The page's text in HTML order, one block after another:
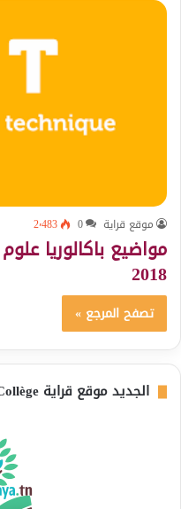
موقع قراية 0 2٬483
مواضيع باكالوريا
2018
تصفح المرجع »
الجديد موقع قراية Collège